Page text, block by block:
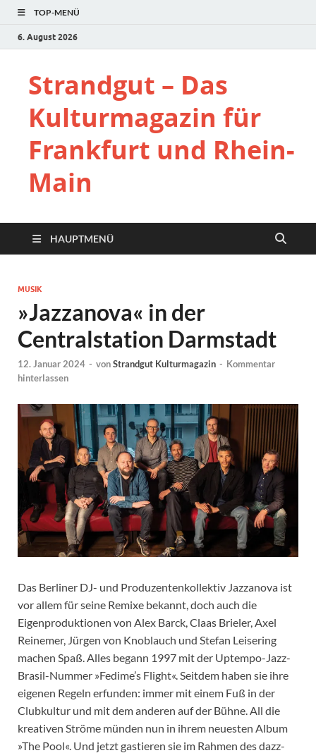
TOP-MENÜ
6. August 2026
Strandgut – Das
Kulturmagazin für
Frankfurt und Rhein-
Main
HAUPTMENÜ
MUSIK
»Jazzanova« in der
Centralstation Darmstadt
12. Januar 2024 - vonStrandgut Kulturmagazin - Kommentar
hinterlassen
Das Berliner DJ- und Produzentenkollektiv Jazzanova ist
vor allem für seine Remixe bekannt, doch auch die
Eigenproduktionen von Alex Barck, Claas Brieler, Axel
Reinemer, Jürgen von Knoblauch und Stefan Leisering
machen Spaß. Alles begann 1997 mit der Uptempo-Jazz-
Brasil-Nummer »Fedime’s Flight«. Seitdem haben sie ihre
eigenen Regeln erfunden: immer mit einem Fuß in der
Clubkultur und mit dem anderen auf der Bühne. All die
kreativen Ströme münden nun in ihrem neuesten Album
»The Pool«. Und jetzt gastieren sie im Rahmen des dazz-